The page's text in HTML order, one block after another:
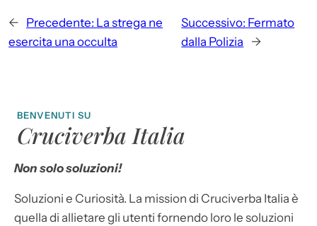
← Precedente: La strega ne
esercita una occulta
Successivo: Fermato
dalla Polizia
→
BENVENUTI SU
Cruciverba Italia
Non solo soluzioni!
Soluzioni e Curiosità. La mission di Cruciverba Italia è
quella di allietare gli utenti fornendo loro le soluzioni